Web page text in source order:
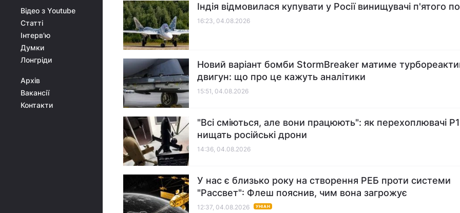
Відео з Youtube
Статті
Інтерв'ю
Думки
Лонгріди
Архів
Вакансії
Контакти
Індія відмовилася купувати у Росії винищувачі п'ятого
16:23, 04.08.2026
Новий варіант бомби StormBreaker матиме
двигун: що про це кажуть аналітики
15:51, 04.08.2026
"Всі сміються, але вони працюють": як перехоплювачі
нищать російські дрони
14:36, 04.08.2026
У нас є близько року на створення РЕБ проти системи
"Рассвет": Флеш пояснив, чим вона загрожує
12:37, 04.08.2026 УНІАН